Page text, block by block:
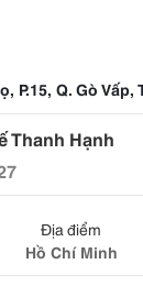
P.15, Q. Gò Vấp,
Thanh Hạnh
Địa điểm
Hồ Chí Minh